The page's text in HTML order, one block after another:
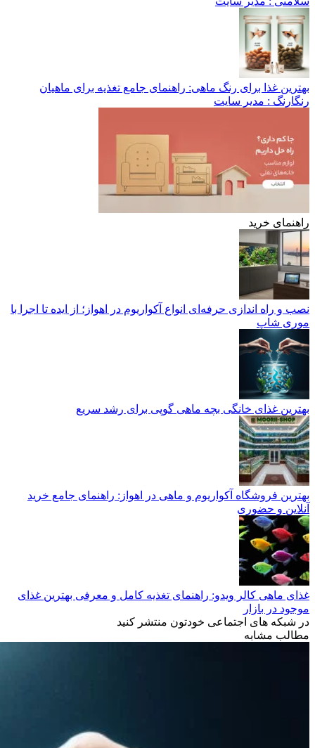
بهترین غذا برای رنگ ماهی: راهنمای جامع تغذیه برای ماهیان
رنگارنگ : مدیر سایت
راهنمای خرید
نصب و راه‌ اندازی حرفه‌ای انواع آکواریوم در اهواز؛ از ایده تا اجرا با
موری شاپ
بهترین غذای خانگی بچه ماهی گوپی برای رشد سریع
بهترین فروشگاه آکواریوم و ماهی در اهواز: راهنمای جامع خرید
آنلاین و حضوری
غذای ماهی کالر ویدو: راهنمای تغذیه کامل و معرفی بهترین غذای
موجود در بازار
در شبکه های اجتماعی خودتون منتشر کنید
مطالب مشابه